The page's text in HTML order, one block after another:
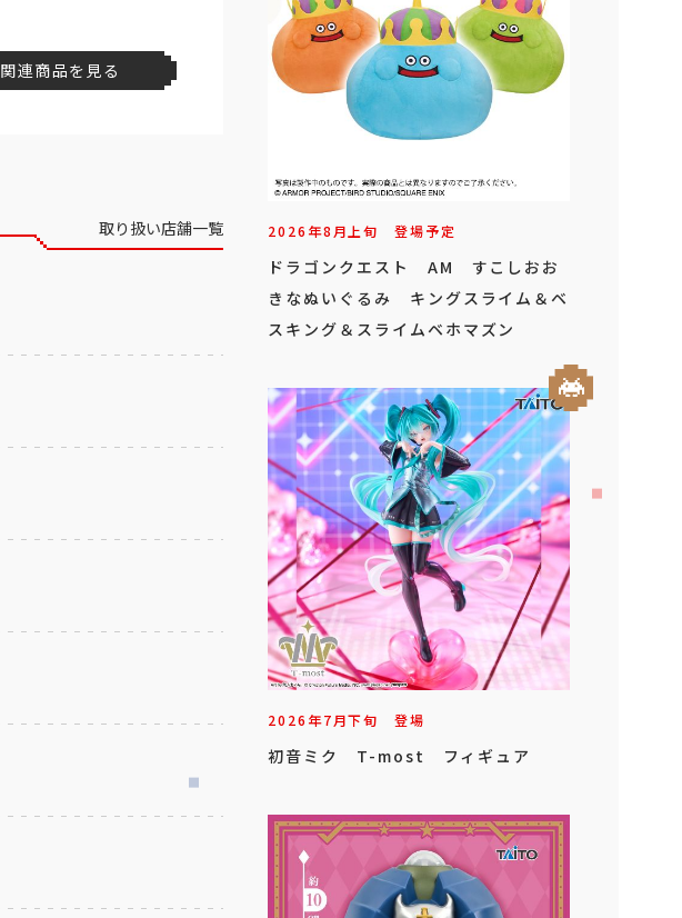
関連商品を見る
取り扱い店舗一覧 2026年8月上旬 登場予定
ドラゴンクエスト AM すこしおお
きなぬいぐるみ キングスライム＆ベ
スキング＆スライムベホマズン
2026年7月下旬 登場
初音ミク T-most フィギュア